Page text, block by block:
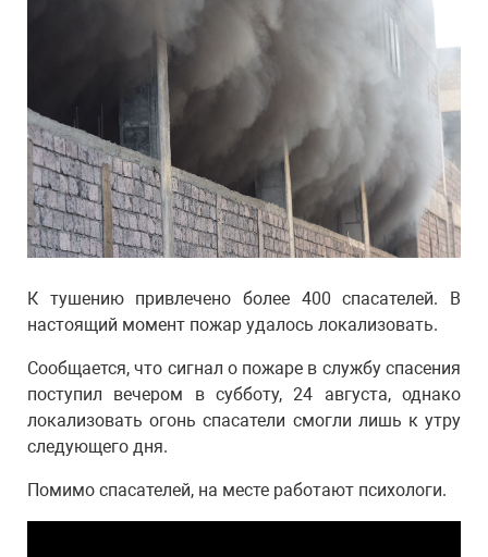
К тушению привлечено более 400 спасателей. В
настоящий момент пожар удалось локализовать.
Сообщается, что сигнал о пожаре в службу спасения
поступил вечером в субботу, 24 августа, однако
локализовать огонь спасатели смогли лишь к утру
следующего дня.
Помимо спасателей, на месте работают психологи.